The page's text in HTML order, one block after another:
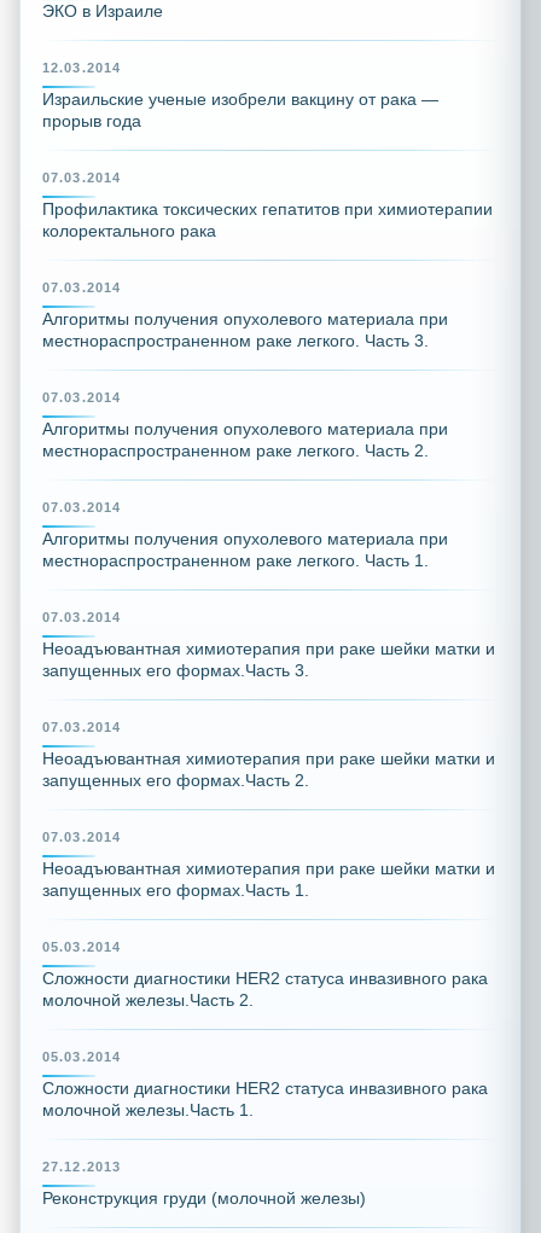
ЭКО в Израиле
12.03.2014
Израильские ученые изобрели вакцину от рака —
прорыв года
07.03.2014
Профилактика токсических гепатитов при химиотерапии
колоректального рака
07.03.2014
Алгоритмы получения опухолевого материала при
местнораспространенном раке легкого. Часть 3.
07.03.2014
Алгоритмы получения опухолевого материала при
местнораспространенном раке легкого. Часть 2.
07.03.2014
Алгоритмы получения опухолевого материала при
местнораспространенном раке легкого. Часть 1.
07.03.2014
Неоадъювантная химиотерапия при раке шейки матки и
запущенных его формах.Часть 3.
07.03.2014
Неоадъювантная химиотерапия при раке шейки матки и
запущенных его формах.Часть 2.
07.03.2014
Неоадъювантная химиотерапия при раке шейки матки и
запущенных его формах.Часть 1.
05.03.2014
Сложности диагностики HER2 статуса инвазивного рака
молочной железы.Часть 2.
05.03.2014
Сложности диагностики HER2 статуса инвазивного рака
молочной железы.Часть 1.
27.12.2013
Реконструкция груди (молочной железы)